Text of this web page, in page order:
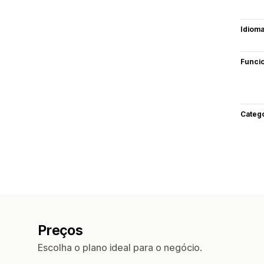
Preços
Escolha o plano ideal para o negócio.